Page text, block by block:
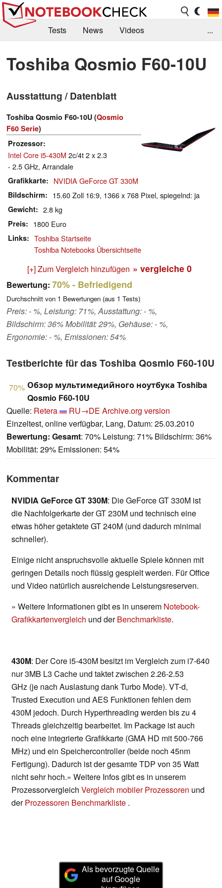
Tests News
Videos
Kaufberatung
Deals Suche
Jobs
Forum
...
Toshiba Qosmio F60-10U
Ausstattung / Datenblatt
Toshiba Qosmio F60-10U (Qosmio
F60 Serie)
Prozessor
Intel Core i5-430M 2c/4t 2 x 2.3
- 2.5 GHz, Arrandale
Grafikkarte NVIDIA GeForce GT 330M
Bildschirm 15.60 Zoll 16:9, 1366 x 768 Pixel, spiegelnd: ja
Gewicht 2.8 kg
Preis 1800 Euro
Links
Toshiba Startseite
Toshiba Notebooks Übersichtseite
[+] Zum Vergleich hinzufügen » vergleiche 0
Bewertung: 70%- Befriedigend
Durchschnitt von 1 Bewertungen (aus 1 Tests)
Preis: - %, Leistung: 71%, Ausstattung: - %,
Bildschirm: 36% Mobilität: 29%, Gehäuse: - %,
Ergonomie: - %, Emissionen: 54%
Testberichte für das Toshiba Qosmio F60-10U
70% Обзор мультимедийного ноутбука Toshiba
Qosmio F60-10U
Quelle: Retera RU→DE Archive.org version
Einzeltest, online verfügbar, Lang, Datum: 25.03.2010
Bewertung: Gesamt: 70% Leistung: 71% Bildschirm: 36%
Mobilität: 29% Emissionen: 54%
Kommentar
NVIDIA GeForce GT 330M: Die GeForce GT 330M ist
die Nachfolgerkarte der GT 230M und technisch eine
etwas höher getaktete GT 240M (und dadurch minimal
schneller).
Einige nicht anspruchsvolle aktuelle Spiele können mit
geringen Details noch flüssig gespielt werden. Für Office
und Video natürlich ausreichende Leistungsreserven.
» Weitere Informationen gibt es in unserem Notebook-
Grafikkartenvergleich und derBenchmarkliste.
430M: Der Core i5-430M besitzt im Vergleich zum i7-640
nur 3MB L3 Cache und taktet zwischen 2.26-2.53
GHz (je nach Auslastung dank Turbo Mode). VT-d,
Trusted Execution und AES Funktionen fehlen dem
430M jedoch. Durch Hyperthreading werden bis zu 4
Threads gleichzeitig bearbeitet. Im Package ist auch
noch eine integrierte Grafikkarte (GMA HD mit 500-766
MHz) und ein Speichercontroller (beide noch 45nm
Fertigung). Dadurch ist der gesamte TDP von 35 Watt
nicht sehr hoch.» Weitere Infos gibt es in unserem
Prozessorvergleich Vergleich mobiler Prozessoren und
derProzessoren Benchmarkliste .
Als bevorzugte Quelle
auf Google